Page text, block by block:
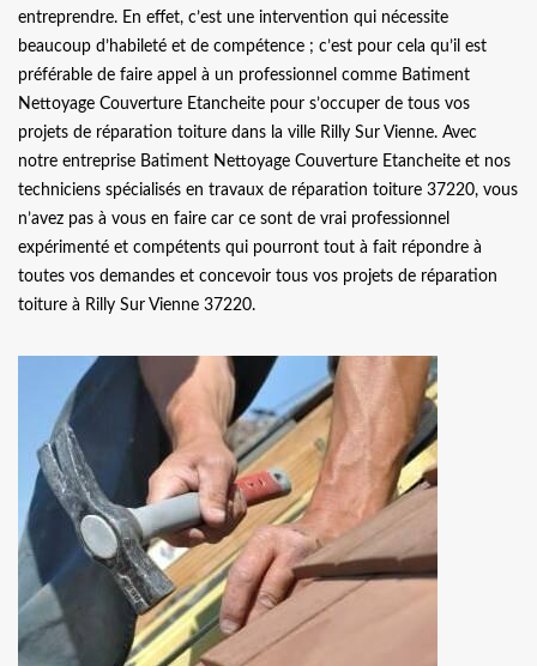
entreprendre. En effet, c’est une intervention qui nécessite
beaucoup d’habileté et de compétence ; c’est pour cela qu’il est
préférable de faire appel à un professionnel comme Batiment
Nettoyage Couverture Etancheite pour s’occuper de tous vos
projets de réparation toiture dans la ville Rilly Sur Vienne. Avec
notre entreprise Batiment Nettoyage Couverture Etancheite et nos
techniciens spécialisés en travaux de réparation toiture 37220, vous
n’avez pas à vous en faire car ce sont de vrai professionnel
expérimenté et compétents qui pourront tout à fait répondre à
toutes vos demandes et concevoir tous vos projets de réparation
toiture à Rilly Sur Vienne 37220.